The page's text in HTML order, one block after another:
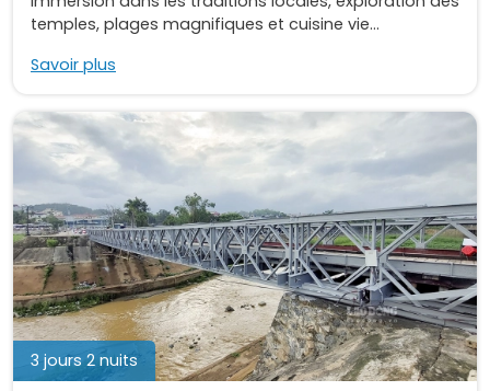
temples, plages magnifiques et cuisine vie...
Savoir plus
3 jours 2 nuits